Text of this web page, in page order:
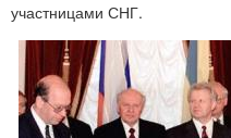
участницами СНГ.